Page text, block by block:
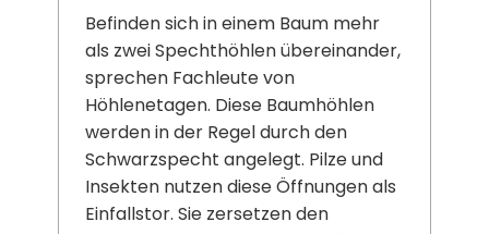
Befinden sich in einem Baum mehr
als zwei Spechthöhlen übereinander,
sprechen Fachleute von
Höhlenetagen. Diese Baumhöhlen
werden in der Regel durch den
Schwarzspecht angelegt. Pilze und
Insekten nutzen diese Öffnungen als
Einfallstor. Sie zersetzen den